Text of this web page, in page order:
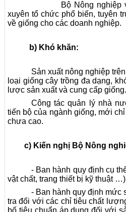
Bộ Nông nghiệp
xuyên tổ chức phổ biến, tuyên
về giống cho các doanh nghiệp.
b) Khó khăn:
Sản xuất nông nghiệp
loại giống cây trồng đa dạng,
lược sản xuất và cung cấp giống.
Công tác quản lý nhà
tiến bộ của ngành giống, mới
chưa cao.
c) Kiến nghị Bộ Nông
- Ban hành quy định cụ
vật chất, trang thiết bị kỹ thuật
- Ban hành quy định mức
tra đối với các chỉ tiêu chất
bố tiêu chuẩn áp dụng đối với